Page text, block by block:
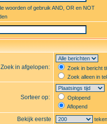
woorden of gebruik AND, OR en NOT
Zoek in afgelopen:
Zoek in bericht
Zoek alleen in
Sorteer op:
Oplopend
Aflopend
Bekijk eerste